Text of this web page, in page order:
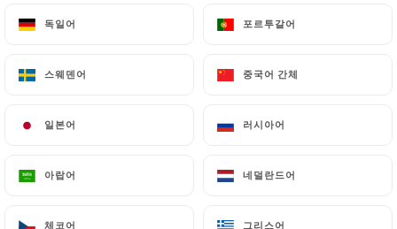
독일어 포르투갈어
스웨덴어 중국어 간체
일본어 러시아어
아랍어 네덜란드어
체코어 그리스어
연락처
독일어 포르투갈어
스웨덴어 중국어 간체
일본어 러시아어
아랍어 네덜란드어
체코어 그리스어